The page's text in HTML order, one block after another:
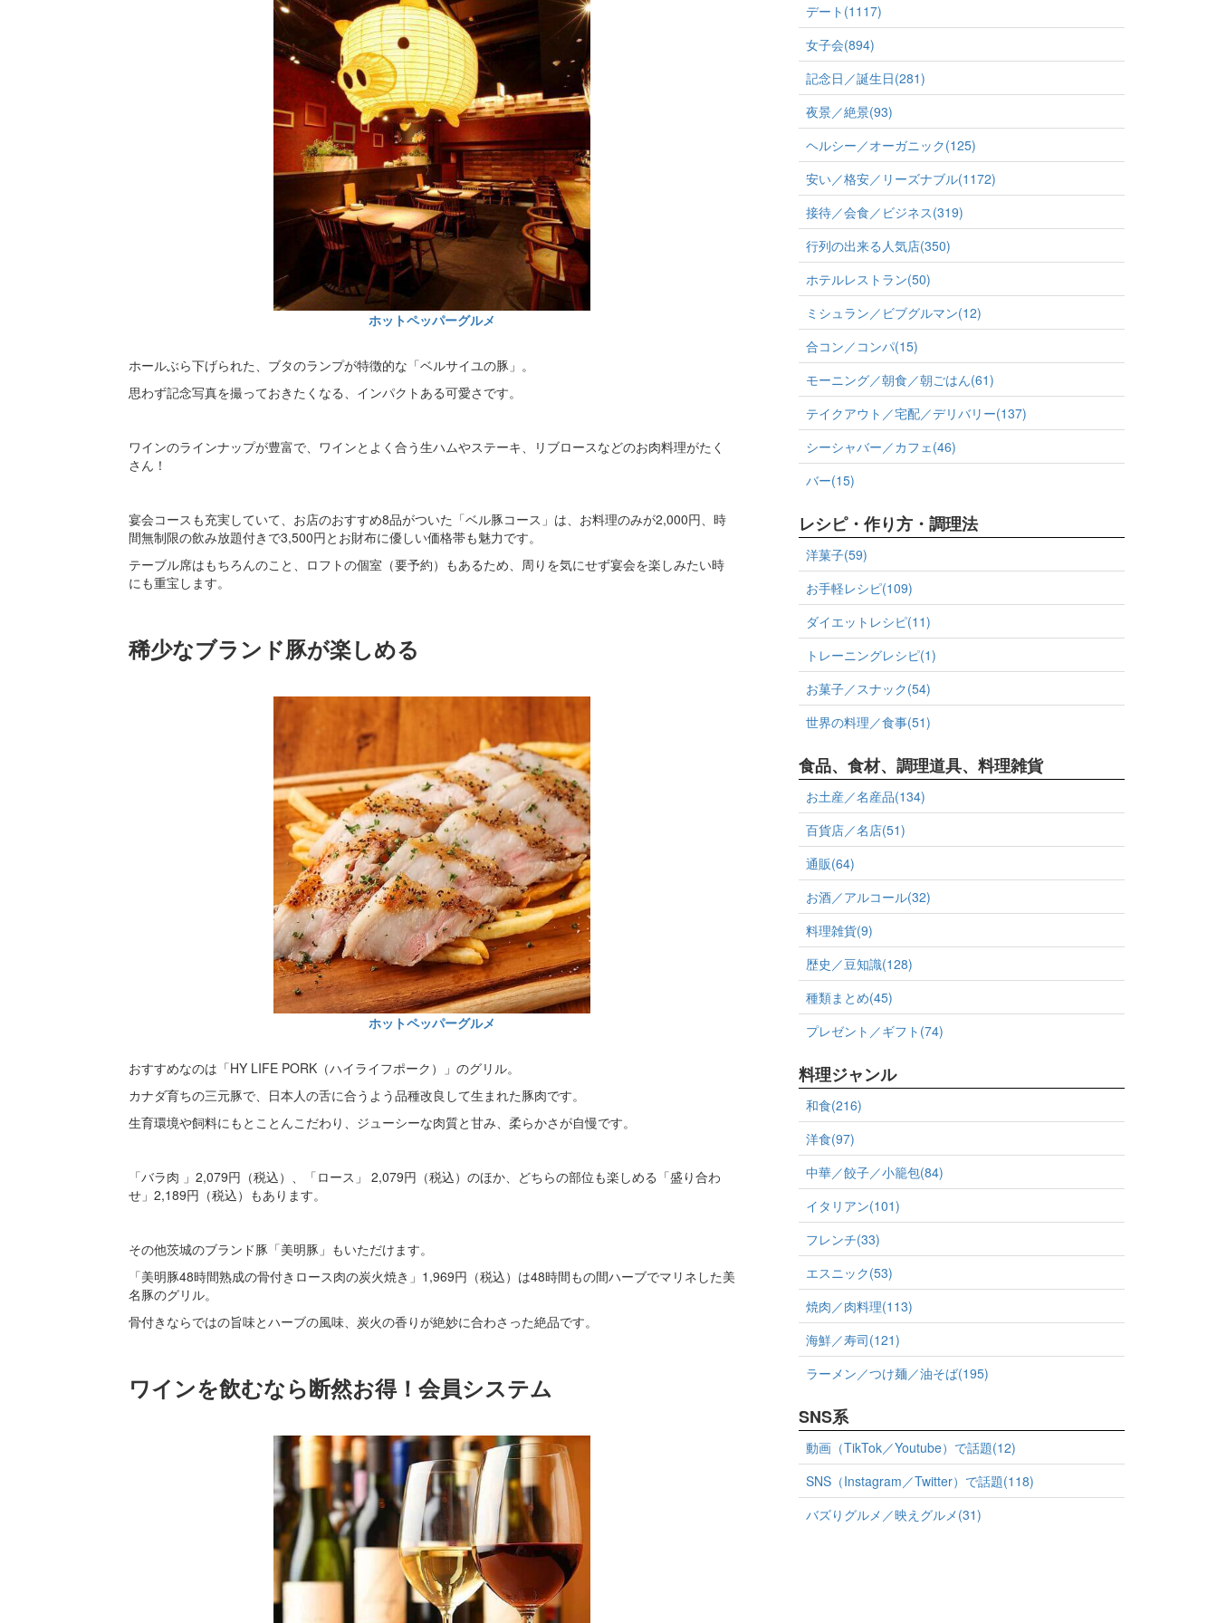
ホットペッパーグルメ
ホールぶら下げられた、ブタのランプが特徴的な「ベルサイユの豚」。
思わず記念写真を撮っておきたくなる、インパクトある可愛さです。
ワインのラインナップが豊富で、ワインとよく合う生ハムやステーキ、リブロースなどのお肉料理がたく
さん！
宴会コースも充実していて、お店のおすすめ8品がついた「ベル豚コース」は、お料理のみが2,000円、時
間無制限の飲み放題付きで3,500円とお財布に優しい価格帯も魅力です。
テーブル席はもちろんのこと、ロフトの個室（要予約）もあるため、周りを気にせず宴会を楽しみたい時
にも重宝します。
稀少なブランド豚が楽しめる
ホットペッパーグルメ
おすすめなのは「HY LIFE PORK（ハイライフポーク）」のグリル。
カナダ育ちの三元豚で、日本人の舌に合うよう品種改良して生まれた豚肉です。
生育環境や飼料にもとことんこだわり、ジューシーな肉質と甘み、柔らかさが自慢です。
「バラ肉 」2,079円（税込）、「ロース」 2,079円（税込）のほか、どちらの部位も楽しめる「盛り合わ
せ」2,189円（税込）もあります。
その他茨城のブランド豚「美明豚」もいただけます。
「美明豚48時間熟成の骨付きロース肉の炭火焼き」1,969円（税込）は48時間もの間ハーブでマリネした美
名豚のグリル。
骨付きならではの旨味とハーブの風味、炭火の香りが絶妙に合わさった絶品です。
ワインを飲むなら断然お得！会員システム
デート(1117)
女子会(894)
記念日／誕生日(281)
夜景／絶景(93)
ヘルシー／オーガニック(125)
安い／格安／リーズナブル(1172)
接待／会食／ビジネス(319)
行列の出来る人気店(350)
ホテルレストラン(50)
ミシュラン／ビブグルマン(12)
合コン／コンパ(15)
モーニング／朝食／朝ごはん(61)
テイクアウト／宅配／デリバリー(137)
シーシャバー／カフェ(46)
バー(15)
レシピ・作り方・調理法
洋菓子(59)
お手軽レシピ(109)
ダイエットレシピ(11)
トレーニングレシピ(1)
お菓子／スナック(54)
世界の料理／食事(51)
食品、食材、調理道具、料理雑貨
お土産／名産品(134)
百貨店／名店(51)
通販(64)
お酒／アルコール(32)
料理雑貨(9)
歴史／豆知識(128)
種類まとめ(45)
プレゼント／ギフト(74)
料理ジャンル
和食(216)
洋食(97)
中華／餃子／小籠包(84)
イタリアン(101)
フレンチ(33)
エスニック(53)
焼肉／肉料理(113)
海鮮／寿司(121)
ラーメン／つけ麺／油そば(195)
SNS系
動画（TikTok／Youtube）で話題(12)
SNS（Instagram／Twitter）で話題(118)
バズりグルメ／映えグルメ(31)